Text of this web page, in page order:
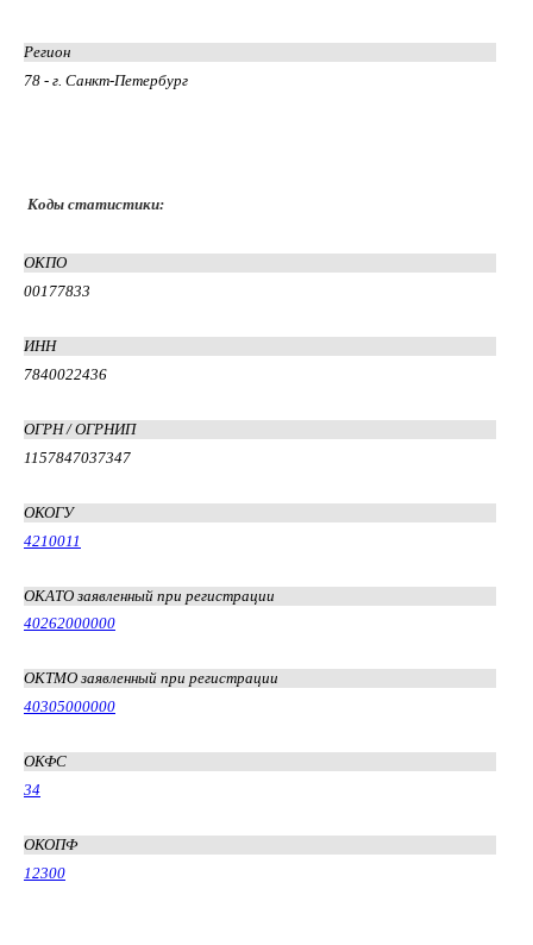
Регион
78 - г. Санкт-Петербург
Коды статистики:
ОКПО
00177833
ИНН
7840022436
ОГРН / ОГРНИП
1157847037347
ОКОГУ
4210011
ОКАТО заявленный при регистрации
40262000000
ОКТМО заявленный при регистрации
40305000000
ОКФС
34
ОКОПФ
12300